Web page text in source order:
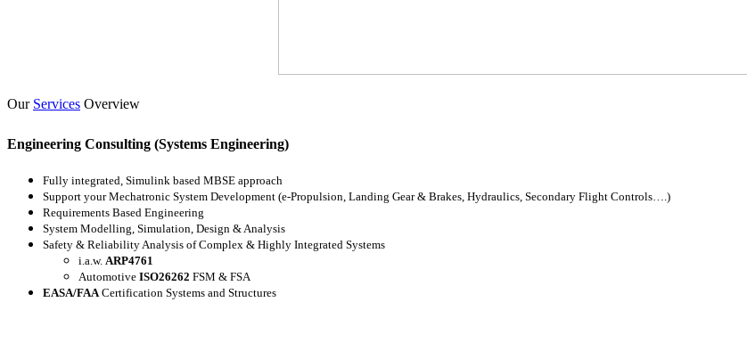
Our Services Overview
Engineering Consulting (Systems Engineering)
Fully integrated, Simulink based MBSE approach
Support your Mechatronic System Development (e-Propulsion, Landing Gear & Brakes, Hydraulics, Secondary Flight Controls….)
Requirements Based Engineering
System Modelling, Simulation, Design & Analysis
Safety & Reliability Analysis of Complex & Highly Integrated Systems
i.a.w. ARP4761
Automotive ISO26262 FSM & FSA
EASA/FAA Certification Systems and Structures